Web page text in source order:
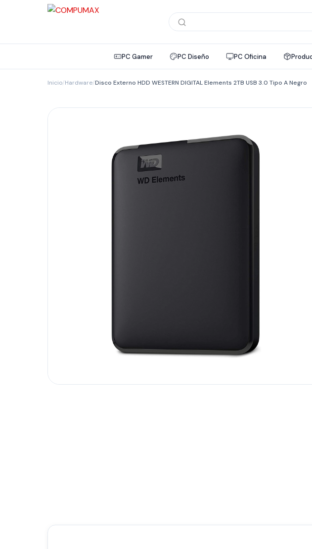
Búsqueda
de
productos
PC Gamer PC Diseño PC Oficina
Inicio/Hardware/Disco Externo HDD WESTERN DIGITAL Elements 2TB USB 3.0 Tipo A Negro